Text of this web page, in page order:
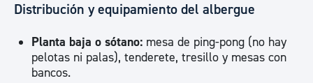
Distribución y equipamiento del albergue
Planta baja o sótano: mesa de ping-pong (no hay
pelotas ni palas), tenderete, tresillo y mesas con
bancos.